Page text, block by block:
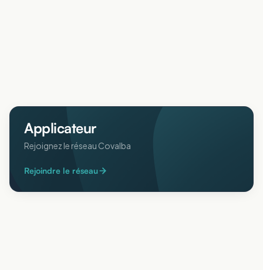
Applicateur
Rejoignez le réseau Covalba
Rejoindre le réseau